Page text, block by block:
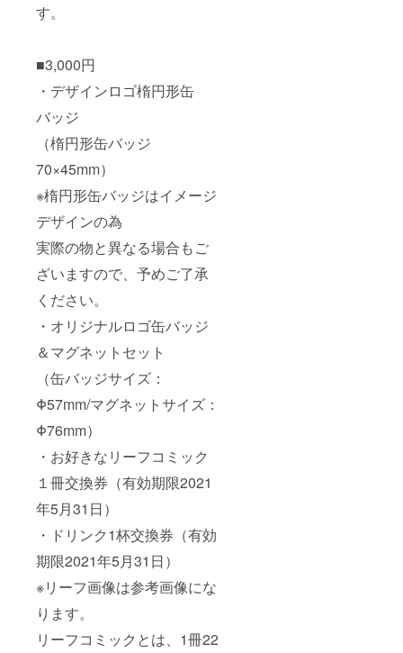
す。
■3,000円
・デザインロゴ楕円形缶
バッジ
（楕円形缶バッジ
70×45mm）
※楕円形缶バッジはイメージ
デザインの為
実際の物と異なる場合もご
ざいますので、予めご了承
ください。
・オリジナルロゴ缶バッジ
＆マグネットセット
（缶バッジサイズ：
Φ57mm/マグネットサイズ：
Φ76mm）
・お好きなリーフコミック
１冊交換券（有効期限2021
年5月31日）
・ドリンク1杯交換券（有効
期限2021年5月31日）
※リーフ画像は参考画像にな
ります。
リーフコミックとは、1冊22